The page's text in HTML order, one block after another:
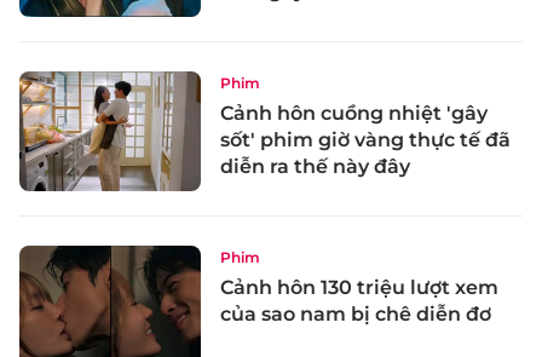
Phim
Cảnh hôn cuồng nhiệt 'gây
sốt' phim giờ vàng thực tế đã
diễn ra thế này đây
Phim
Cảnh hôn 130 triệu lượt xem
của sao nam bị chê diễn đơ